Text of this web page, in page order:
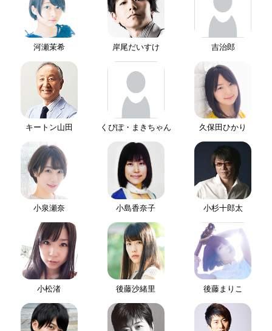
河瀬茉希 岸尾だいすけ 吉治郎
キートン山田 くぴぽ・まきちゃん 久保田ひかり
小泉瀬奈 小島香奈子 小杉十郎太
小松渚 後藤沙緒里 後藤まりこ